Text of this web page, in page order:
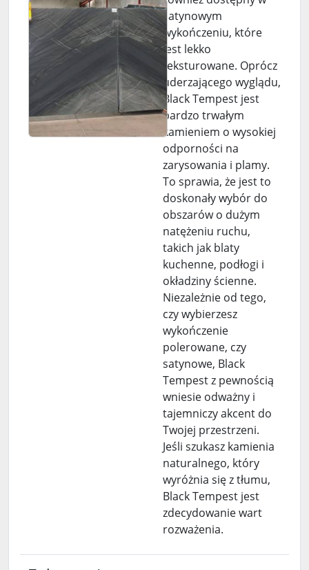
satynowym
wykończeniu, które
jest lekko
teksturowane. Oprócz
uderzającego wyglądu,
Black Tempest jest
bardzo trwałym
kamieniem o wysokiej
odporności na
zarysowania i plamy.
To sprawia, że ​​jest to
doskonały wybór do
obszarów o dużym
natężeniu ruchu,
takich jak blaty
kuchenne, podłogi i
okładziny ścienne.
Niezależnie od tego,
czy wybierzesz
wykończenie
polerowane, czy
satynowe, Black
Tempest z pewnością
wniesie odważny i
tajemniczy akcent do
Twojej przestrzeni.
Jeśli szukasz kamienia
naturalnego, który
wyróżnia się z tłumu,
Black Tempest jest
zdecydowanie wart
rozważenia.